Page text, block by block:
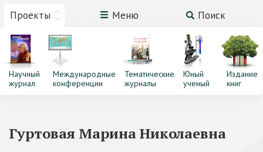
Проекты Меню Поиск
Научный
журнал
Международные
конференции
Тематические
журналы
Юный
ученый
Издание
книг
Гуртовая Марина Николаевна